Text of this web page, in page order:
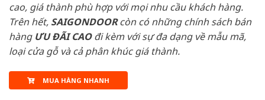
cao, giá thành phù hợp với mọi nhu cầu khách hàng.
Trên hết, SAIGONDOORcòn có những chính sách bán
hàng ƯU ĐÃI CAOđi kèm với sự đa dạng về mẫu mã,
loại cửa gỗ và cả phân khúc giá thành.
MUA HÀNG NHANH